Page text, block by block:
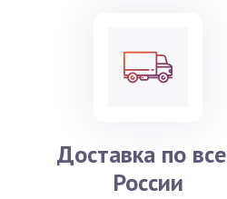
Доставка по
России